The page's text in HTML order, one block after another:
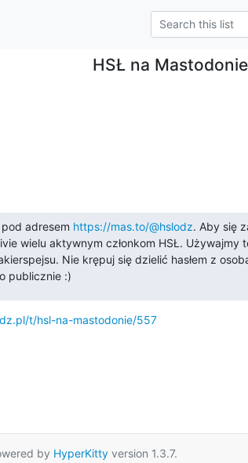
HSŁ na Mastodonie
adresem https://mas.to/@hslodz
wielu aktywnym członkom HSŁ.
Nie krępuj się dzielić hasłem z
publicznie :)
t/hsl-na-mastodonie/557
by HyperKittyversion 1.3.7.